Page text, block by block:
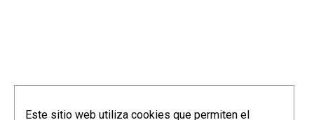
Este sitio web utiliza cookies que permiten el